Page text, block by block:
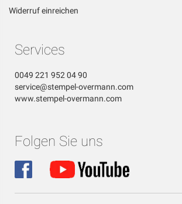
Widerruf einreichen
Services
0049 221 952 04 90
service@stempel-overmann.com
www.stempel-overmann.com
Folgen Sie uns